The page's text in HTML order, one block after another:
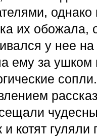
их обожала,
у нее
ему за ушком
и котят гуляли